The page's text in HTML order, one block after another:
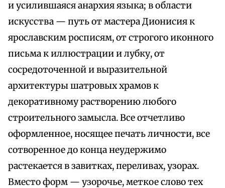
и усилившаяся анархия языка; в области
искусства — путь от мастера Дионисия к
ярославским росписям, от строгого иконного
письма к иллюстрации и лубку, от
сосредоточенной и выразительной
архитектуры шатровых храмов к
декоративному растворению любого
строительного замысла. Все отчетливо
оформленное, носящее печать личности, все
сотворенное до конца неудержимо
растекается в завитках, переливах, узорах.
Вместо форм — узорочье, меткое слово тех